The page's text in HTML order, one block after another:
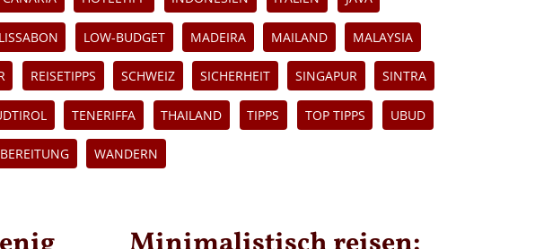
LISSABON LOW-BUDGET MADEIRA MAILAND MALAYSIA
REISETIPPS SCHWEIZ SICHERHEIT SINGAPUR SINTRA
TENERIFFA THAILAND TIPPS TOP TIPPS UBUD
WANDERN